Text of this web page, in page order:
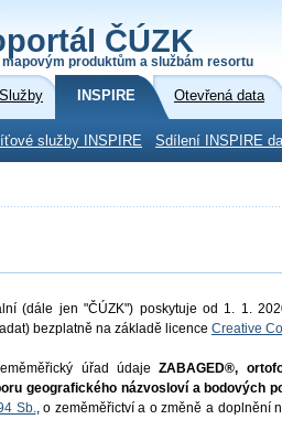
ČÚZK
produktům a službám resortu
Služby INSPIRE Otevřená data
služby INSPIRE Sdílení INSPIRE
(dále jen "ČÚZK") poskytuje od 1. 1.
bezplatně na základě licence Creative
úřad údajeZABAGED®,
geografického názvosloví a bodových
Sb., o zeměměřictví a o změně a doplnění